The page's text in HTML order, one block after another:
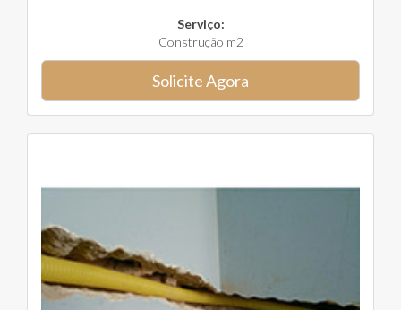
Serviço:
Construção m2
Solicite Agora